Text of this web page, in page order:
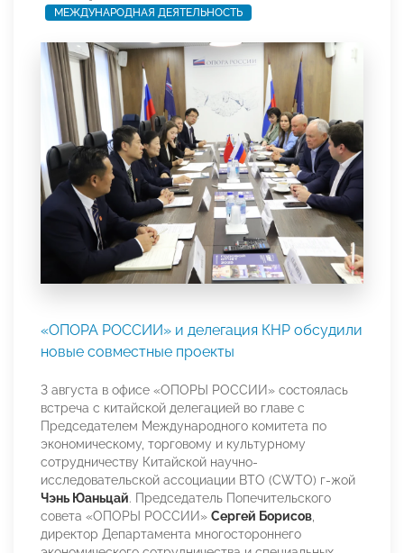
МЕЖДУНАРОДНАЯ ДЕЯТЕЛЬНОСТЬ
«ОПОРА РОССИИ» и делегация КНР обсудили
новые совместные проекты
3 августа в офисе «ОПОРЫ РОССИИ» состоялась
встреча с китайской делегацией во главе с
Председателем Международного комитета по
экономическому, торговому и культурному
сотрудничеству Китайской научно-
исследовательской ассоциации ВТО (CWTO) г-жой
Чэнь Юаньцай. Председатель Попечительского
совета «ОПОРЫ РОССИИ» Сергей Борисов,
директор Департамента многостороннего